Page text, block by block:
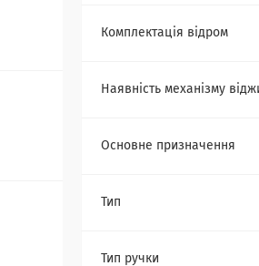
Комплектація відром
Наявність механізму
Основне призначення
Тип
Тип ручки